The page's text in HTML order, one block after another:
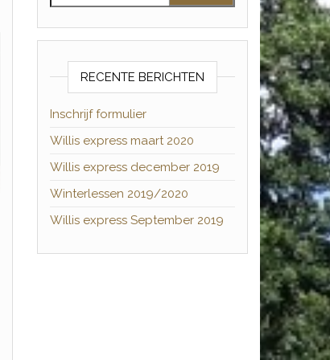
RECENTE BERICHTEN
Inschrijf formulier
Willis express maart 2020
Willis express december 2019
Winterlessen 2019/2020
Willis express September 2019